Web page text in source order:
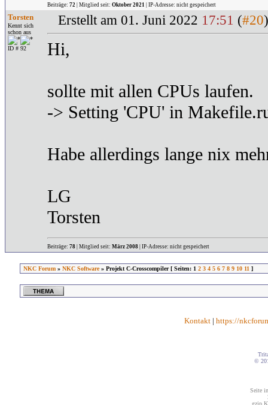
Beiträge: 72 | Mitglied seit: Oktober 2021 | IP-Adresse: nicht gespeichert
Torsten
Kennt sich
schon aus
ID # 92
Erstellt am 01. Juni 2022 17:51 (#20
Hi,
sollte mit allen CPUs laufen.
-> Setting 'CPU' in
Habe allerdings lange nix
LG
Torsten
Beiträge: 78 | Mitglied seit: März 2008 | IP-Adresse: nicht gespeichert
NKC Forum» NKC Software» Projekt C-Crosscompiler [ Seiten: 1 2 3 4 5 6 7 8 9 10 11 ]
Kontakt | https://
©
Seite
gzip